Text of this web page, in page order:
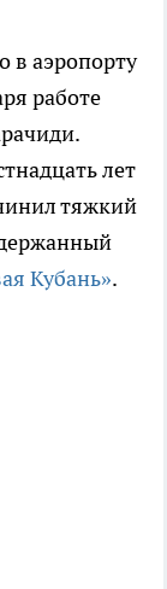
в аэропорту
работе
лет
тяжкий
Кубань».